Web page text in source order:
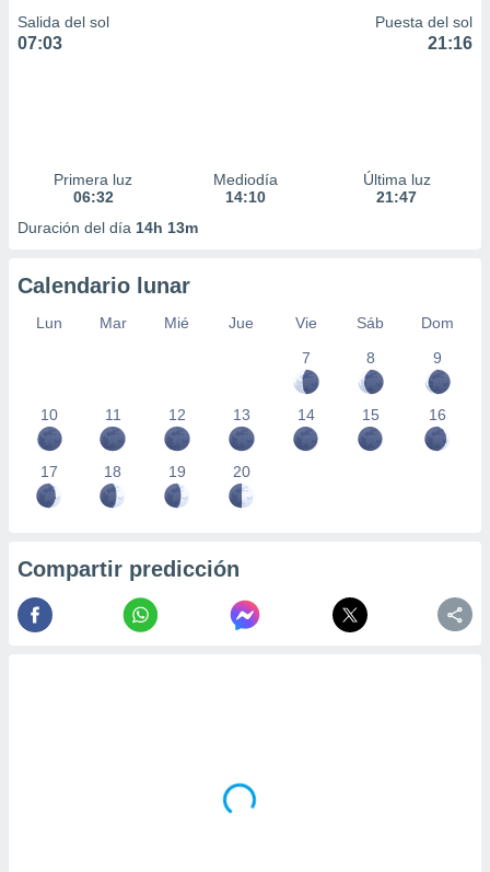
Salida del sol
07:03
Puesta del sol
21:16
Primera luz
06:32
Mediodía
14:10
Última luz
21:47
Duración del día 14h 13m
Calendario lunar
Lun Mar Mié Jue Vie Sáb
Dom
7
8 9
10 11 12 13 14 15 16
17 18 19 20
Compartir predicción